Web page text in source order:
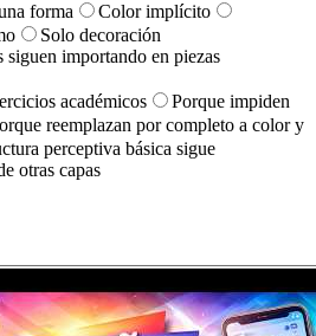
forma
Color implícito
Solo decoración
siguen importando en piezas
académicos
Porque impiden
reemplazan por completo a color y
perceptiva básica sigue
otras capas